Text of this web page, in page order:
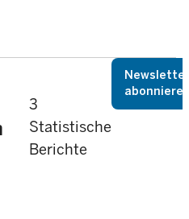
3
Statistische
Berichte
Newsletter